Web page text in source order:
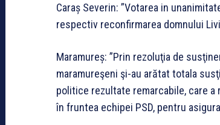
Caraș Severin: ”Votarea in
respectiv reconfirmarea domnului
Maramureș: ”Prin rezoluţia de
maramureşeni şi-au arătat totala
politice rezultate remarcabile, care
în fruntea echipei PSD, pentru